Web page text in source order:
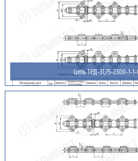
Цепь ТРД-31,75-2300-1-